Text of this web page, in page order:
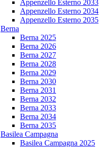
Appenzello Esterno 2033
Appenzello Esterno 2034
Appenzello Esterno 2035
Berna
Berna 2025
Berna 2026
Berna 2027
Berna 2028
Berna 2029
Berna 2030
Berna 2031
Berna 2032
Berna 2033
Berna 2034
Berna 2035
Basilea Campagna
Basilea Campagna 2025